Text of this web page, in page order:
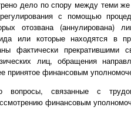
дело по спору между теми
с помощью
отозвана (аннулирована)
или которые находятся в
фактически
лиц, обращения
принятое финансовым
связанные с
финансовым